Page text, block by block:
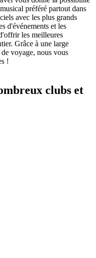
préféré partout dans
avec les plus grands
d'événements et les
les meilleures
Grâce à une large
voyage, nous vous
!
clubs et